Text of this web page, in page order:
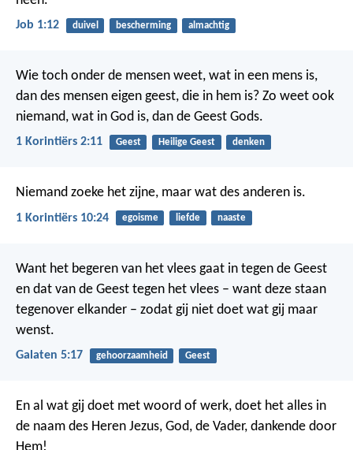
Job 1:12 duivel bescherming almachtig
Wie toch onder de mensen weet, wat in een mens is,
dan des mensen eigen geest, die in hem is? Zo weet ook
niemand, wat in God is, dan de Geest Gods.
1 Korintiërs 2:11 Geest Heilige Geest denken
Niemand zoeke het zijne, maar wat des anderen is.
1 Korintiërs 10:24 egoisme liefde naaste
Want het begeren van het vlees gaat in tegen de Geest
en dat van de Geest tegen het vlees – want deze staan
tegenover elkander – zodat gij niet doet wat gij maar
wenst.
Galaten 5:17 gehoorzaamheid Geest
En al wat gij doet met woord of werk, doet het alles in
de naam des Heren Jezus, God, de Vader, dankende door